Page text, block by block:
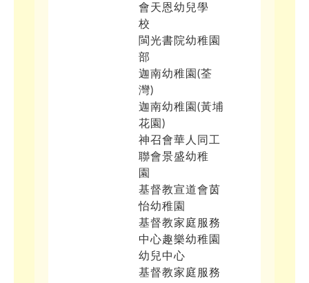
會天恩幼兒學
校
閩光書院幼稚園
部
迦南幼稚園(荃
灣)
迦南幼稚園(黃埔
花園)
神召會華人同工
聯會景盛幼稚
園
基督教宣道會茵
怡幼稚園
基督教家庭服務
中心趣樂幼稚園
幼兒中心
基督教家庭服務